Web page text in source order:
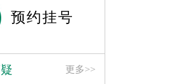
预约挂号
更多>>